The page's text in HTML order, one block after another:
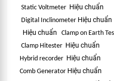
Static Voltmeter Hiệu chuẩn
Digital Inclinometer Hiệu chuẩn
Hiệu chuẩn
Clamp on Earth
Clamp Hitester Hiệu chuẩn
Hybrid recorder Hiệu chuẩn
Comb Generator Hiệu chuẩn